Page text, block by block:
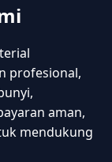
profesional,
aman,
mendukung